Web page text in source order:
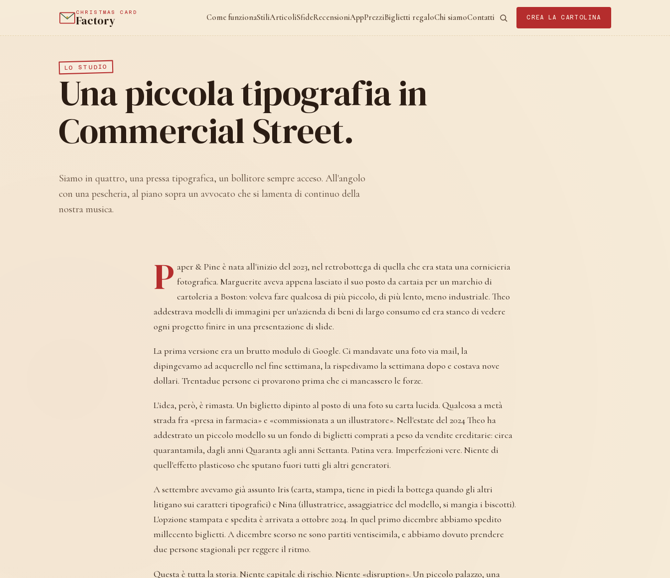
CHRISTMAS CARD
Factory Come funzionaStiliArticoliSfideRecensioniAppPrezziBiglietti regaloChi siamoContatti CREA LA CARTOLINA
LO STUDIO
Una piccola tipografia in
Commercial Street.
Siamo in quattro, una pressa tipografica, un bollitore sempre acceso. All'angolo
con una pescheria, al piano sopra un avvocato che si lamenta di continuo della
nostra musica.
P aper & Pine è nata all'inizio del 2023, nel retrobottega di quella che era stata una cornicieria
fotografica. Marguerite aveva appena lasciato il suo posto da cartaia per un marchio di
cartoleria a Boston: voleva fare qualcosa di più piccolo, di più lento, meno industriale. Theo
addestrava modelli di immagini per un'azienda di beni di largo consumo ed era stanco di vedere
ogni progetto finire in una presentazione di slide.
La prima versione era un brutto modulo di Google. Ci mandavate una foto via mail, la
dipingevamo ad acquerello nel fine settimana, la rispedivamo la settimana dopo e costava nove
dollari. Trentadue persone ci provarono prima che ci mancassero le forze.
L'idea, però, è rimasta. Un biglietto dipinto al posto di una foto su carta lucida. Qualcosa a metà
strada fra «presa in farmacia» e «commissionata a un illustratore». Nell'estate del 2024 Theo ha
addestrato un piccolo modello su un fondo di biglietti comprati a peso da vendite ereditarie: circa
quarantamila, dagli anni Quaranta agli anni Settanta. Patina vera. Imperfezioni vere. Niente di
quell'effetto plasticoso che sputano fuori tutti gli altri generatori.
A settembre avevamo già assunto Iris (carta, stampa, tiene in piedi la bottega quando gli altri
litigano sui caratteri tipografici) e Nina (illustratrice, assaggiatrice del modello, si mangia i biscotti).
L'opzione stampata e spedita è arrivata a ottobre 2024. In quel primo dicembre abbiamo spedito
millecento biglietti. A dicembre scorso ne sono partiti ventiseimila, e abbiamo dovuto prendere
due persone stagionali per reggere il ritmo.
Questa è tutta la storia. Niente capitale di rischio. Niente «disruption». Un piccolo palazzo, una